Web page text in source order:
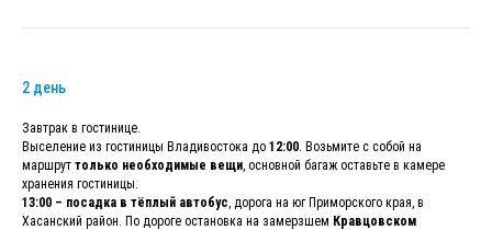
2 день
Завтрак в гостинице.
Выселение из гостиницы Владивостока до 12:00 . Возьмите с собой на
маршрут только необходимые вещи , основной багаж оставьте в камере
хранения гостиницы.
13:00 – посадка в тёплый автобус , дорога на юг Приморского края, в
Хасанский район. По дороге остановка на замерзшем Кравцовском